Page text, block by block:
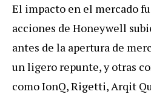
El impacto en el mercado
acciones de Honeywell
antes de la apertura de
un ligero repunte, y otras
como IonQ, Rigetti, Arqit